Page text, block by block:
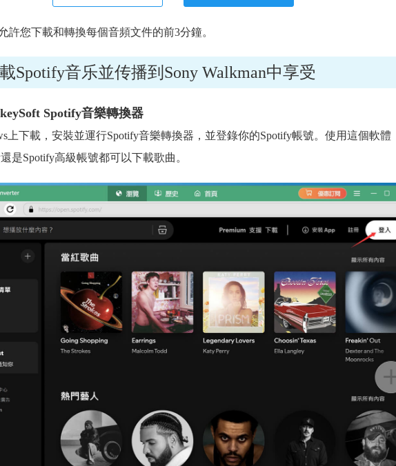
許您下載和轉換每個音頻文件的前3分鐘。
Spotify音乐並传播到Sony Walkman中享受
Spotify音樂轉換器
上下載，安裝並運行Spotify音樂轉換器，並登錄你的Spotify帳號。使用這個軟體
還是Spotify高級帳號都可以下載歌曲。